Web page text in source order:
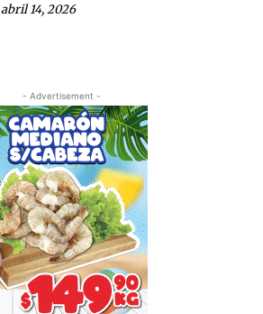
abril 14, 2026
- Advertisement -